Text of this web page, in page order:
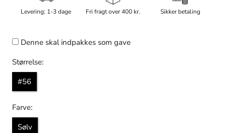
Levering: 1-3 dage Fri fragt over 400 kr. Sikker betaling
Denne skal indpakkes som gave
Størrelse:
#56
Farve:
Sølv